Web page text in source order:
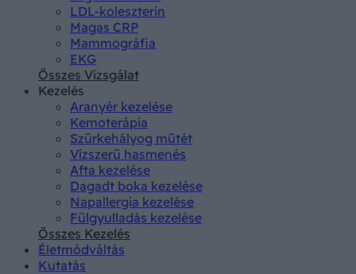
LDL-koleszterin
Magas CRP
Mammográfia
EKG
Összes Vizsgálat
Kezelés
Aranyér kezelése
Kemoterápia
Szürkehályog műtét
Vízszerű hasmenés
Afta kezelése
Dagadt boka kezelése
Napallergia kezelése
Fülgyulladás kezelése
Összes Kezelés
Életmódváltás
Kutatás